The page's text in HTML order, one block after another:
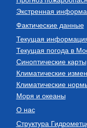
Экстренная
Фактические данные
Текущая
Текущая погода в
Синоптические карты
Климатические
Климатические
Моря и океаны
О нас
Структура